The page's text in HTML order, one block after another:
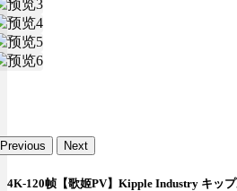
Previous Next
4K-120帧【歌姬PV】Kipple Industry キッ